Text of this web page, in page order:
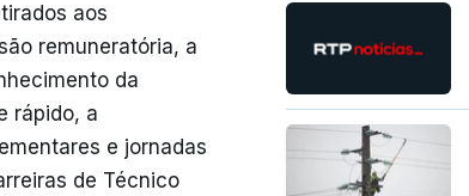
aos
remuneratória, a
da
rápido, a
e jornadas
de Técnico